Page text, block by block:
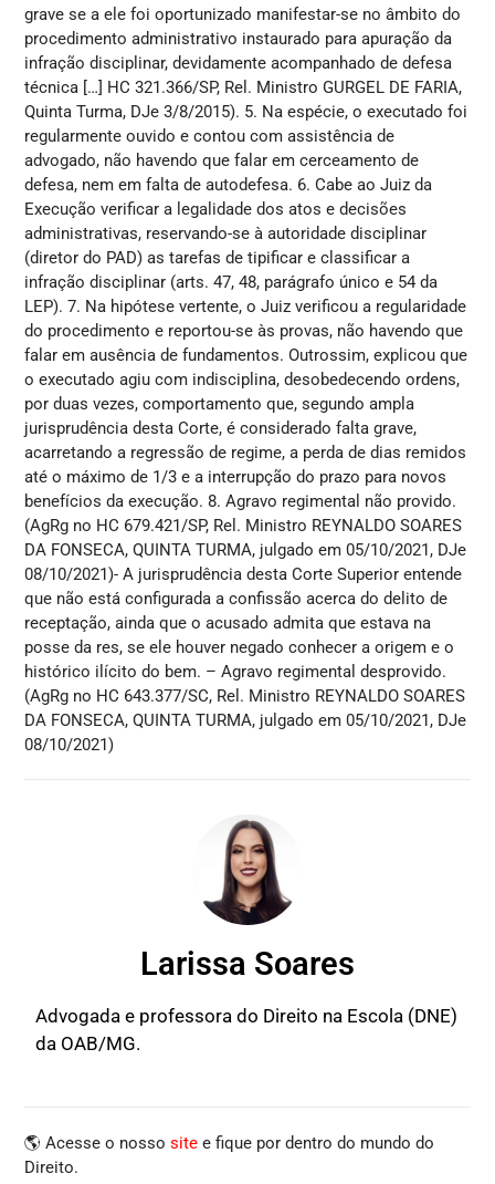
grave se a ele foi oportunizado manifestar-se no âmbito do
procedimento administrativo instaurado para apuração da
infração disciplinar, devidamente acompanhado de defesa
técnica […] HC 321.366/SP, Rel. Ministro GURGEL DE FARIA,
Quinta Turma, DJe 3/8/2015). 5. Na espécie, o executado foi
regularmente ouvido e contou com assistência de
advogado, não havendo que falar em cerceamento de
defesa, nem em falta de autodefesa. 6. Cabe ao Juiz da
Execução verificar a legalidade dos atos e decisões
administrativas, reservando-se à autoridade disciplinar
(diretor do PAD) as tarefas de tipificar e classificar a
infração disciplinar (arts. 47, 48, parágrafo único e 54 da
LEP). 7. Na hipótese vertente, o Juiz verificou a regularidade
do procedimento e reportou-se às provas, não havendo que
falar em ausência de fundamentos. Outrossim, explicou que
o executado agiu com indisciplina, desobedecendo ordens,
por duas vezes, comportamento que, segundo ampla
jurisprudência desta Corte, é considerado falta grave,
acarretando a regressão de regime, a perda de dias remidos
até o máximo de 1/3 e a interrupção do prazo para novos
benefícios da execução. 8. Agravo regimental não provido.
(AgRg no HC 679.421/SP, Rel. Ministro REYNALDO SOARES
DA FONSECA, QUINTA TURMA, julgado em 05/10/2021, DJe
08/10/2021)- A jurisprudência desta Corte Superior entende
que não está configurada a confissão acerca do delito de
receptação, ainda que o acusado admita que estava na
posse da res, se ele houver negado conhecer a origem e o
histórico ilícito do bem. – Agravo regimental desprovido.
(AgRg no HC 643.377/SC, Rel. Ministro REYNALDO SOARES
DA FONSECA, QUINTA TURMA, julgado em 05/10/2021, DJe
08/10/2021)
Larissa Soares
Advogada e professora do Direito na Escola (DNE)
da OAB/MG.
🌎 Acesse o nossosite e fique por dentro do mundo do
Direito.